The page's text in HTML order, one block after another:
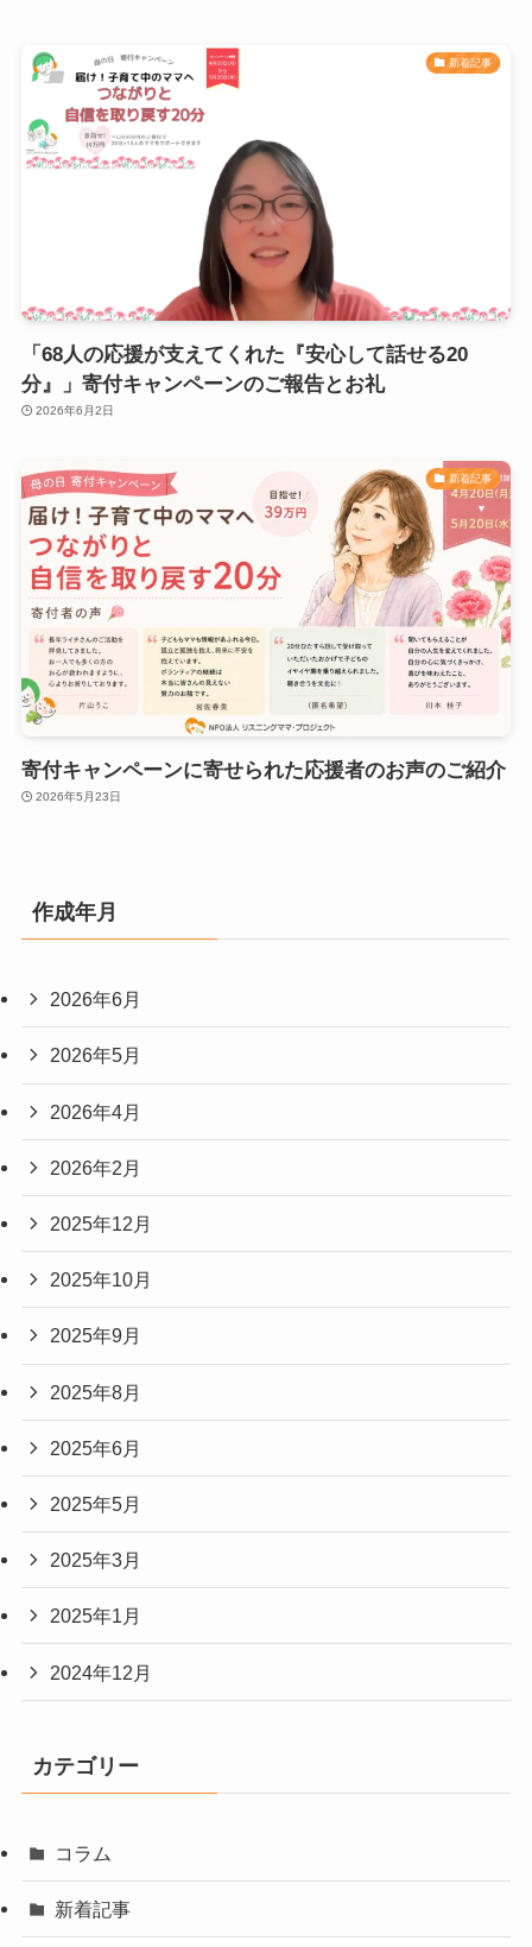
新着記事
「68人の応援が支えてくれた『安心して話せる20
分』」寄付キャンペーンのご報告とお礼
2026年6月2日
新着記事
寄付キャンペーンに寄せられた応援者のお声のご紹介
2026年5月23日
作成年月
2026年6月
2026年5月
2026年4月
2026年2月
2025年12月
2025年10月
2025年9月
2025年8月
2025年6月
2025年5月
2025年3月
2025年1月
2024年12月
カテゴリー
コラム
新着記事